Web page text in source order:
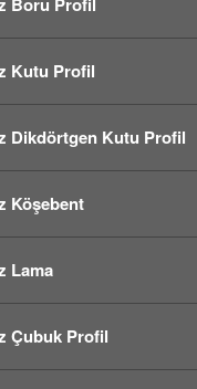
Kutu Profil
Dikdörtgen Kutu Profil
Köşebent
Lama
Çubuk Profil